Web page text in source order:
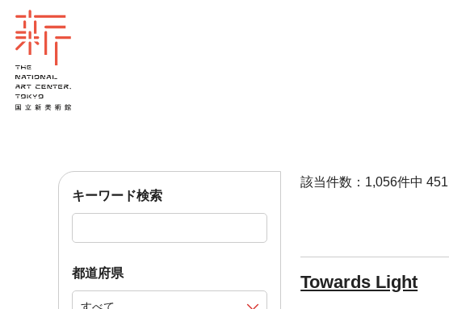
キーワード検索
都道府県
該当件数：1,056件中
Towards Light